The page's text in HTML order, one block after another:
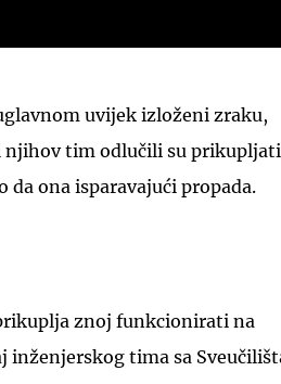
uvijek izloženi zraku,
njihov tim odlučili su
ona isparavajući propada.
znoj funkcionirati na
inženjerskog tima sa